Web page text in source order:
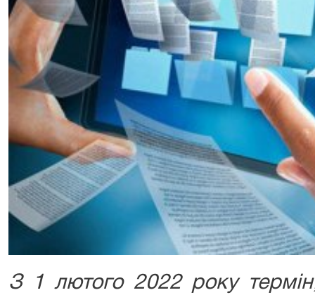
З 1 лютого 2022 року